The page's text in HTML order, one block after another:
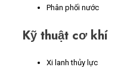
Phân phối nước
Kỹ thuật cơ khí
Xi lanh thủy lực